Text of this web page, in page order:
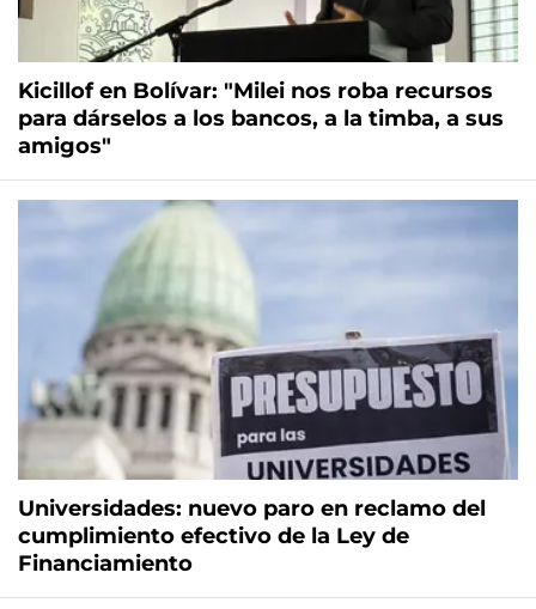
Kicillof en Bolívar: "Milei nos roba recursos
para dárselos a los bancos, a la timba, a sus
amigos"
Universidades: nuevo paro en reclamo del
cumplimiento efectivo de la Ley de
Financiamiento